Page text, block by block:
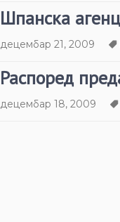
Шпанска
децембар 21, 2009
Распоред
децембар 18, 2009